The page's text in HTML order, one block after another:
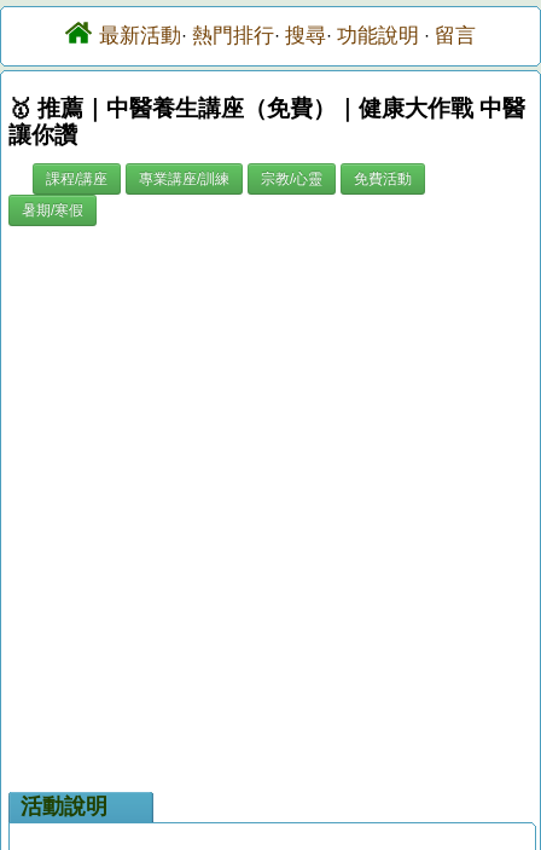
最新活動· 熱門排行· 搜尋· 功能說明 · 留言
🥇 推薦｜中醫養生講座（免費）｜健康大作戰 中醫
讓你讚
課程/講座 專業講座/訓練 宗教/心靈
免費活動
暑期/寒假
活動說明